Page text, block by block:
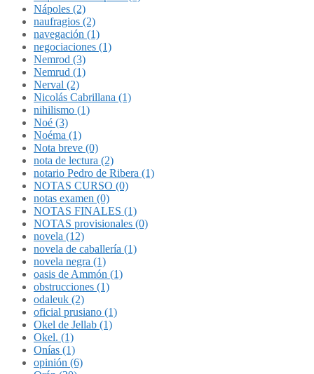
Nápoles (2)
naufragios (2)
navegación (1)
negociaciones (1)
Nemrod (3)
Nemrud (1)
Nerval (2)
Nicolás Cabrillana (1)
nihilismo (1)
Noé (3)
Noéma (1)
Nota breve (0)
nota de lectura (2)
notario Pedro de Ribera (1)
NOTAS CURSO (0)
notas examen (0)
NOTAS FINALES (1)
NOTAS provisionales (0)
novela (12)
novela de caballería (1)
novela negra (1)
oasis de Ammón (1)
obstrucciones (1)
odaleuk (2)
oficial prusiano (1)
Okel de Jellab (1)
Okel. (1)
Onías (1)
opinión (6)